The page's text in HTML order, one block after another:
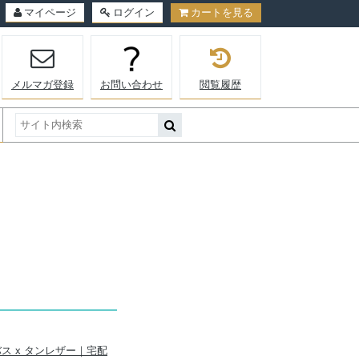
マイページ ログイン カートを見る
メルマガ登録 お問い合わせ 閲覧履歴
x タンレザー｜宅配